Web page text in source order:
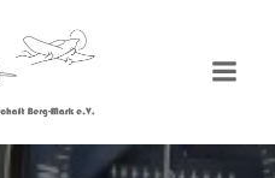
Inhalt
springen